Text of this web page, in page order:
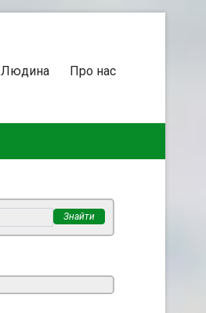
Людина Про нас
Знайти